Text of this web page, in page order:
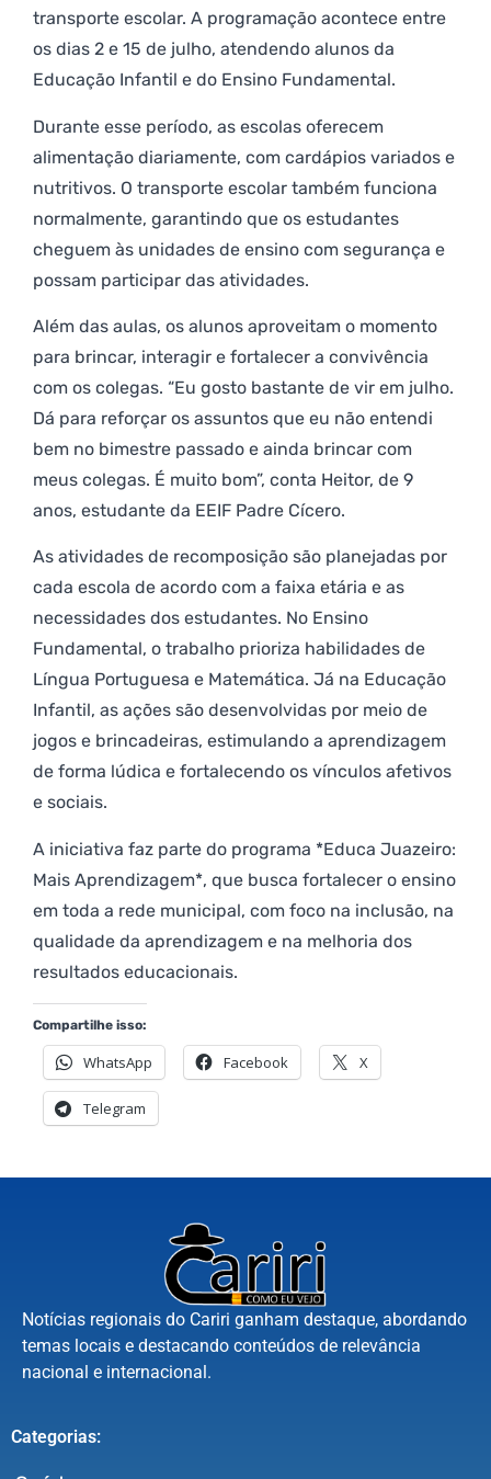
transporte escolar. A programação acontece entre
os dias 2 e 15 de julho, atendendo alunos da
Educação Infantil e do Ensino Fundamental.
Durante esse período, as escolas oferecem
alimentação diariamente, com cardápios variados e
nutritivos. O transporte escolar também funciona
normalmente, garantindo que os estudantes
cheguem às unidades de ensino com segurança e
possam participar das atividades.
Além das aulas, os alunos aproveitam o momento
para brincar, interagir e fortalecer a convivência
com os colegas. “Eu gosto bastante de vir em julho.
Dá para reforçar os assuntos que eu não entendi
bem no bimestre passado e ainda brincar com
meus colegas. É muito bom”, conta Heitor, de 9
anos, estudante da EEIF Padre Cícero.
As atividades de recomposição são planejadas por
cada escola de acordo com a faixa etária e as
necessidades dos estudantes. No Ensino
Fundamental, o trabalho prioriza habilidades de
Língua Portuguesa e Matemática. Já na Educação
Infantil, as ações são desenvolvidas por meio de
jogos e brincadeiras, estimulando a aprendizagem
de forma lúdica e fortalecendo os vínculos afetivos
e sociais.
A iniciativa faz parte do programa *Educa Juazeiro:
Mais Aprendizagem*, que busca fortalecer o ensino
em toda a rede municipal, com foco na inclusão, na
qualidade da aprendizagem e na melhoria dos
resultados educacionais.
Compartilhe isso:
WhatsApp Facebook X
Telegram
Notícias regionais do Cariri ganham destaque, abordando
temas locais e destacando conteúdos de relevância
nacional e internacional.
Categorias: